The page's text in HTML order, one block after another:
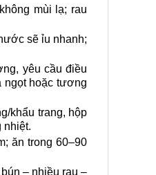
mùi lạ; rau
sẽ ỉu nhanh;
yêu cầu điều
ngọt hoặc tương
khẩu trang, hộp
nhiệt.
ăn trong 60–90
– nhiều rau –